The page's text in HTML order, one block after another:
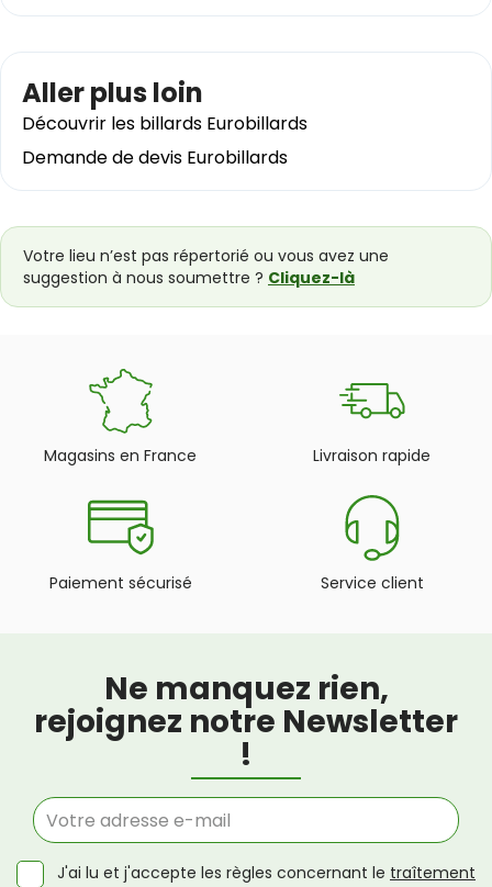
Aller plus loin
Découvrir les billards Eurobillards
Demande de devis Eurobillards
Votre lieu n’est pas répertorié ou vous avez une
suggestion à nous soumettre ? Cliquez-là
Magasins en France Livraison rapide
Paiement sécurisé Service client
Ne manquez rien,
rejoignez notre Newsletter
!
J'ai lu et j'accepte les règles concernant le traîtement